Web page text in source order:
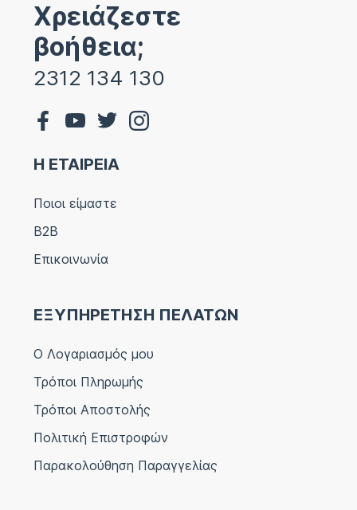
Χρειάζεστε
βοήθεια;
2312 134 130
Η ΕΤΑΙΡΕΙΑ
Ποιοι είμαστε
B2B
Επικοινωνία
ΕΞΥΠΗΡΕΤΗΣΗ ΠΕΛΑΤΩΝ
Ο Λογαριασμός μου
Τρόποι Πληρωμής
Τρόποι Αποστολής
Πολιτική Επιστροφών
Παρακολούθηση Παραγγελίας